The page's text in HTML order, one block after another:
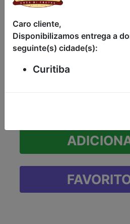
MORANGO E COCO
ARTIFICIAIS BATAVO
6 UNIDADES DE 90G
R$7,98
Caro cliente,
Disponibilizamos entrega a
seguinte(s) cidade(s):
Curitiba